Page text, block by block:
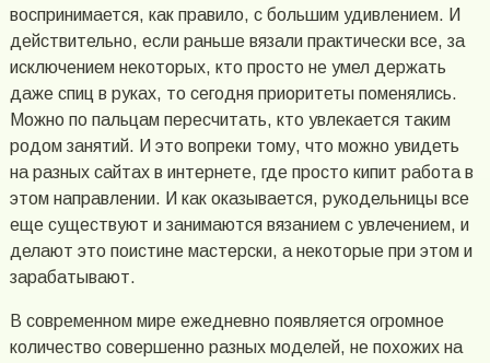
воспринимается, как правило, с большим удивлением. И
действительно, если раньше вязали практически все, за
исключением некоторых, кто просто не умел держать
даже спиц в руках, то сегодня приоритеты поменялись.
Можно по пальцам пересчитать, кто увлекается таким
родом занятий. И это вопреки тому, что можно увидеть
на разных сайтах в интернете, где просто кипит работа в
этом направлении. И как оказывается, рукодельницы все
еще существуют и занимаются вязанием с увлечением, и
делают это поистине мастерски, а некоторые при этом и
зарабатывают.
В современном мире ежедневно появляется огромное
количество совершенно разных моделей, не похожих на